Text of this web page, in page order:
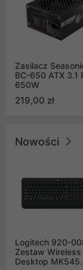
Zasilacz
BC-650 ATX 3.1
650W
219,00 zł
Nowości
Logitech 920-
Zestaw Wireless
Desktop MK545